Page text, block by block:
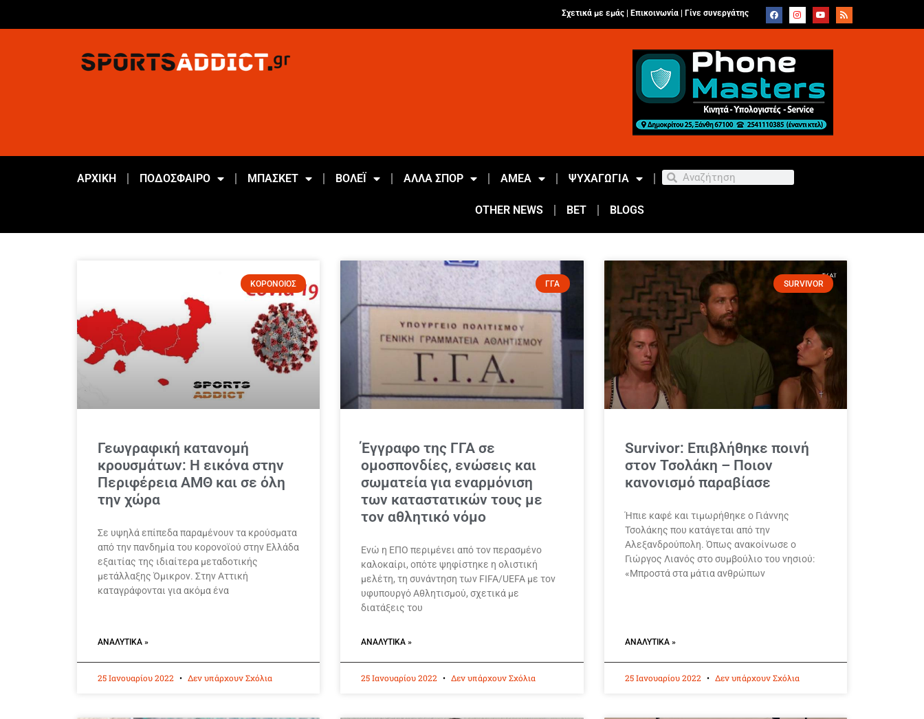
Σχετικά με εμάς | Επικοινωνία Γίνε συνεργάτης
ΑΡΧΙΚΗ ΠΟΔΟΣΦΑΙΡΟ ΜΠΑΣΚΕΤ ΒΟΛΕΪ ΑΛΛΑ ΣΠΟΡ ΑΜΕΑ ΨΥΧΑΓΩΓΙΑ
OTHER NEWS BET BLOGS
ΚΟΡΟΝΟΙΟΣ
Γεωγραφική κατανομή
κρουσμάτων: Η εικόνα στην
Περιφέρεια ΑΜΘ και σε όλη
την χώρα
Σε υψηλά επίπεδα παραμένουν τα κρούσματα
από την πανδημία του κορονοϊού στην Ελλάδα
εξαιτίας της ιδιαίτερα μεταδοτικής
μετάλλαξης Όμικρον. Στην Αττική
καταγράφονται για ακόμα ένα
ΑΝΑΛΥΤΙΚΆ »
25 Ιανουαρίου 2022 Δεν υπάρχουν Σχόλια
ΓΓΑ
Έγγραφο της ΓΓΑ σε
ομοσπονδίες, ενώσεις και
σωματεία για εναρμόνιση
των καταστατικών τους με
τον αθλητικό νόμο
Ενώ η ΕΠΟ περιμένει από τον περασμένο
καλοκαίρι, οπότε ψηφίστηκε η ολιστική
μελέτη, τη συνάντηση των FIFA/UEFA με τον
υφυπουργό Αθλητισμού, σχετικά με
διατάξεις του
ΑΝΑΛΥΤΙΚΆ »
25 Ιανουαρίου 2022 Δεν υπάρχουν Σχόλια
SURVIVOR
Survivor: Επιβλήθηκε ποινή
στον Τσολάκη – Ποιον
κανονισμό παραβίασε
Ήπιε καφέ και τιμωρήθηκε ο Γιάννης
Τσολάκης που κατάγεται από την
Αλεξανδρούπολη. Όπως ανακοίνωσε ο
Γιώργος Λιανός στο συμβούλιο του νησιού:
«Μπροστά στα μάτια ανθρώπων
ΑΝΑΛΥΤΙΚΆ »
25 Ιανουαρίου 2022 Δεν υπάρχουν Σχόλια